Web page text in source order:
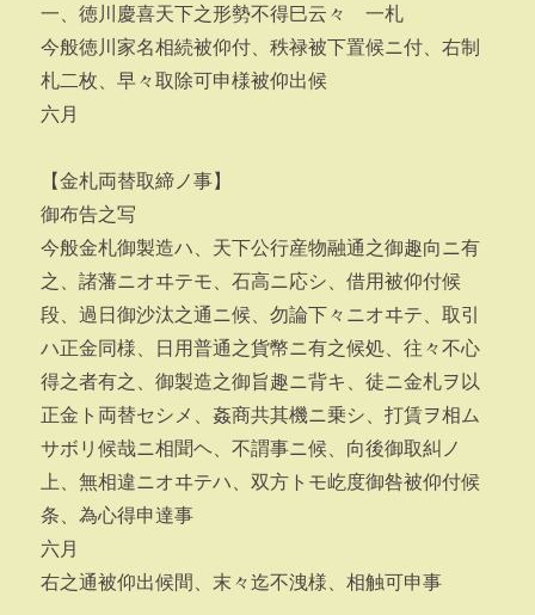
一、徳川慶喜天下之形勢不得巳云々 一札
今般徳川家名相続被仰付、秩禄被下置候ニ付、右制
札二枚、早々取除可申様被仰出候
六月
【金札両替取締ノ事】
御布告之写
今般金札御製造ハ、天下公行産物融通之御趣向ニ有
之、諸藩ニオヰテモ、石高ニ応シ、借用被仰付候
段、過日御沙汰之通ニ候、勿論下々ニオヰテ、取引
ハ正金同様、日用普通之貨幣ニ有之候処、往々不心
得之者有之、御製造之御旨趣ニ背キ、徒ニ金札ヲ以
正金ト両替セシメ、姦商共其機ニ乗シ、打賃ヲ相ム
サボリ候哉ニ相聞ヘ、不謂事ニ候、向後御取糾ノ
上、無相違ニオヰテハ、双方トモ屹度御咎被仰付候
条、為心得申達事
六月
右之通被仰出候間、末々迄不洩様、相触可申事